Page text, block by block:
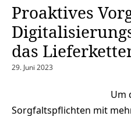
Proaktives
das
29. Juni 2023
Um
Sorgfaltspflichten mit